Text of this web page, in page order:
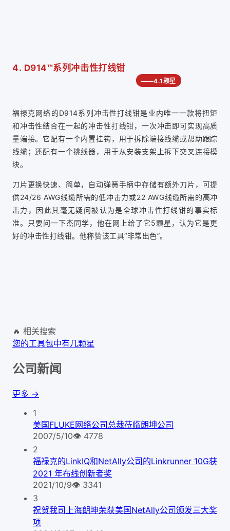
4. D914™系列冲击性打线钳
——4.1颗星
福禄克网络的D914系列冲击性打线钳是业内唯一一款将扭矩
和冲击性结合在一起的冲击性打线钳，一次冲击即可实现高质
量端接。它配有一个内置挂钩，用于拆除端接线缆或帮助跟踪
线缆；还配有一个挑线器，用于从安装支架上拆下交叉连接模
块。
刀片更换快速、简单，自动弹簧手柄中存储有额外刀片，可提
供24/26 AWG线缆所需的低冲击力或22 AWG线缆所需的高冲
击力，因此其毫无疑问被认为是全球冲击性打线钳的事实标
准。只要问一下杰同学，他在网上给了它5颗星，认为它是更
好的冲击性打线钳。他称赞该工具“非常出色”。
🔥 相关搜索
您的工具包中有几颗星
公司新闻
更多 →
1
美国FLUKE网络公司总裁莅临朗坤公司
2007/5/10👁 4778
2
福禄克的LinkIQ和NetAlly公司的Linkrunner 10G获
2021 年布线创新者奖
2021/10/9👁 3341
3
祝贺我司上海朗坤荣获美国NetAlly公司颁发三大奖
项